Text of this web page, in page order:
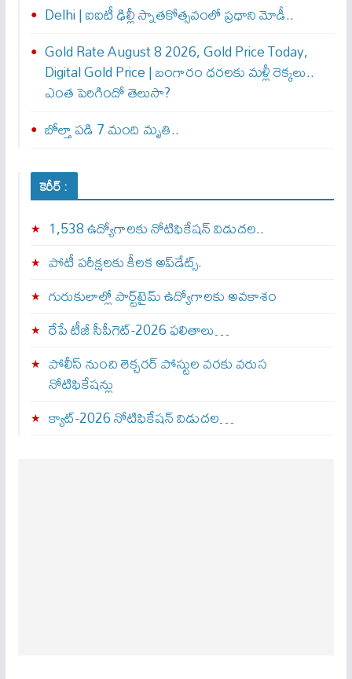
Delhi | ఐఐటీ ఢిల్లీ స్నాతకోత్సవంలో ప్రధాని మోడీ..
Gold Rate August 8 2026, Gold Price Today,
Digital Gold Price | బంగారం ధరలకు మళ్లీ రెక్కలు..
ఎంత పెరిగిందో తెలుసా?
బోల్తా పడి 7 మంది మృతి..
కెరీర్ :
1,538 ఉద్యోగాలకు నోటిఫికేషన్ విడుదల..
పోటీ పరీక్షలకు కీలక అప్‌డేట్స్.
గురుకులాల్లో పార్ట్‌టైమ్ ఉద్యోగాలకు అవకాశం
రేపే టీజీ సీపీగెట్‌-2026 ఫలితాలు…
పోలీస్ నుంచి లెక్చరర్ పోస్టుల వరకు వరుస
నోటిఫికేషన్లు
క్యాట్-2026 నోటిఫికేషన్ విడుదల…